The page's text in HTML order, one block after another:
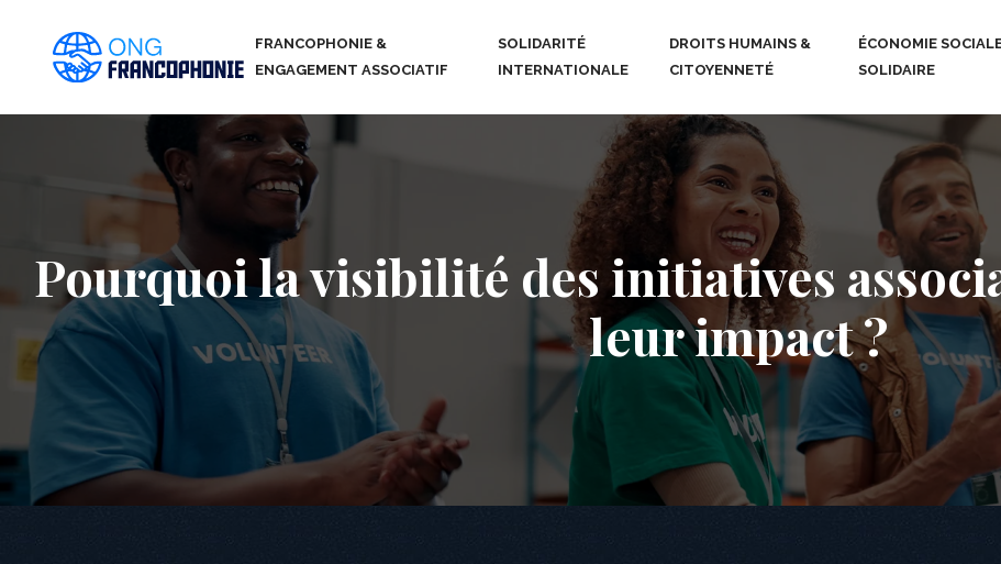
FRANCOPHONIE &
ENGAGEMENT ASSOCIATIF
SOLIDARITÉ
INTERNATIONALE
DROITS HUMAINS &
CITOYENNETÉ
ÉCONOMIE
SOLIDAIRE
Pourquoi la visibilité des initiatives
leur impact ?